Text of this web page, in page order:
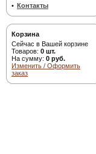
• Контакты
Корзина
Сейчас в Вашей корзине
Товаров: 0 шт.
На сумму: 0 руб.
Изменить / Оформить
заказ